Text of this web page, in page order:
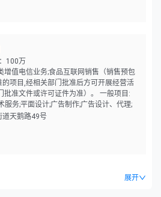
100万
增值电信业务;食品互联网销售（销售预包
项目,经相关部门批准后方可开展经营活
批准文件或许可证件为准）。 一般项目:
服务;平面设计;广告制作;广告设计、代理;
台、报刊出版单位）;市场营销策划;图文
道天鹅路49号
展开